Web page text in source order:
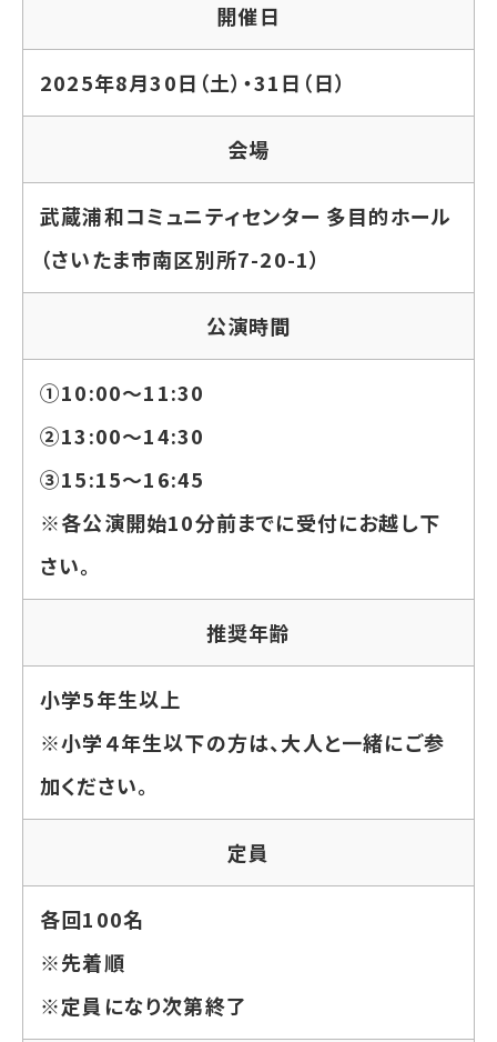
開催日
2025年8月30日（土）・31日（日）
会場
武蔵浦和コミュニティセンター 多目的ホール
（さいたま市南区別所7-20-1）
公演時間
①10:00～11:30
②13:00～14:30
③15:15～16:45
※各公演開始10分前までに受付にお越し下
さい。
推奨年齢
小学5年生以上
※小学４年生以下の方は、大人と一緒にご参
加ください。
定員
各回100名
※先着順
※定員になり次第終了